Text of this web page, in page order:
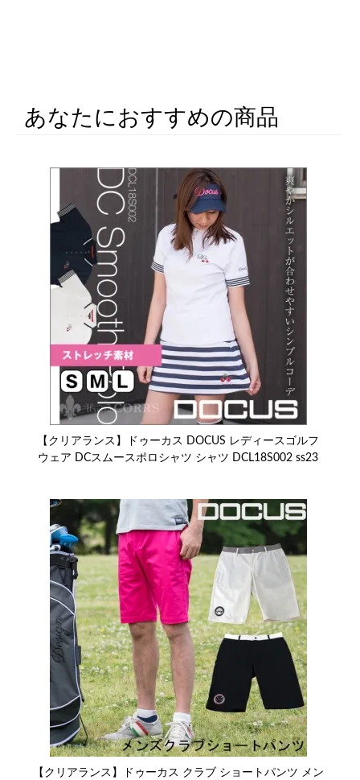
あなたにおすすめの商品
【クリアランス】ドゥーカス DOCUS レディースゴルフ
ウェア DCスムースポロシャツ シャツ DCL18S002 ss23
【クリアランス】ドゥーカス クラブ ショートパンツ メン